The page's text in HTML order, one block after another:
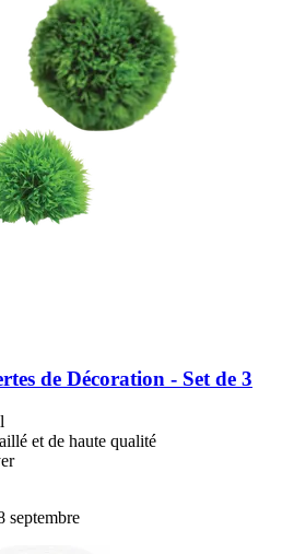
de Décoration -​ Set de 3
et de haute qualité
septembre